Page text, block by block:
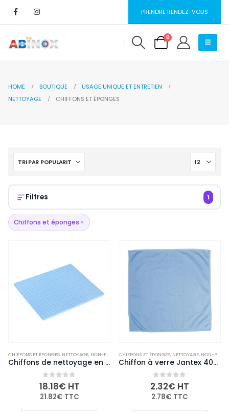
PRENDRE RENDEZ-VOUS
0
HOME BOUTIQUE
USAGE UNIQUE ET ENTRETIEN
NETTOYAGE
CHIFFONS ET ÉPONGES
Filtres 1
Chiffons et éponges
CHIFFONS ET ÉPONGES, NETTOYAGE, NON-PALETTISABLE ,USAGE UNIQUE ET ENTRETIEN
Chiffons de nettoyage en éponge Jantex bleus (lot de 10)
0out of 5
18.18€ HT
21.82€ TTC
CHIFFONS ET ÉPONGES, NETTOYAGE, NON-PALETTISABLE
Chiffon à verre Jantex 400x400mm
0 out of 5
2.32€ HT
2.78€ TTC